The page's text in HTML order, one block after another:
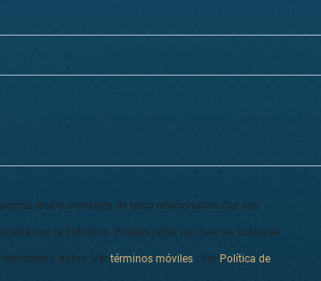
recibir mensajes de texto relacionados con sus
con la industria. Puedes optar por salir en cualquier
y datos. Vertérminos móviles . Ver Política de